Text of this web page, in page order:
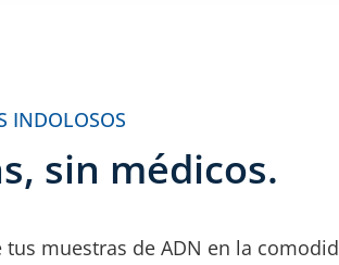
INDOLOSOS
sin médicos.
tus muestras de ADN en la